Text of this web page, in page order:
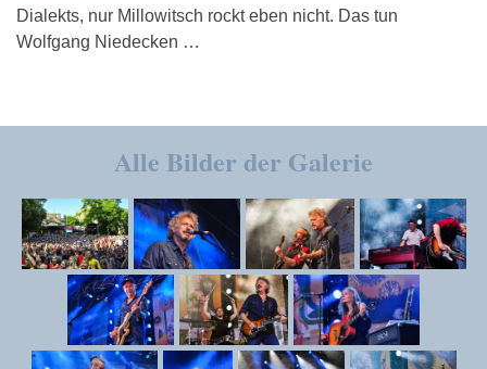
Dialekts, nur Millowitsch rockt eben nicht. Das tun
Wolfgang Niedecken …
Alle Bilder der Galerie